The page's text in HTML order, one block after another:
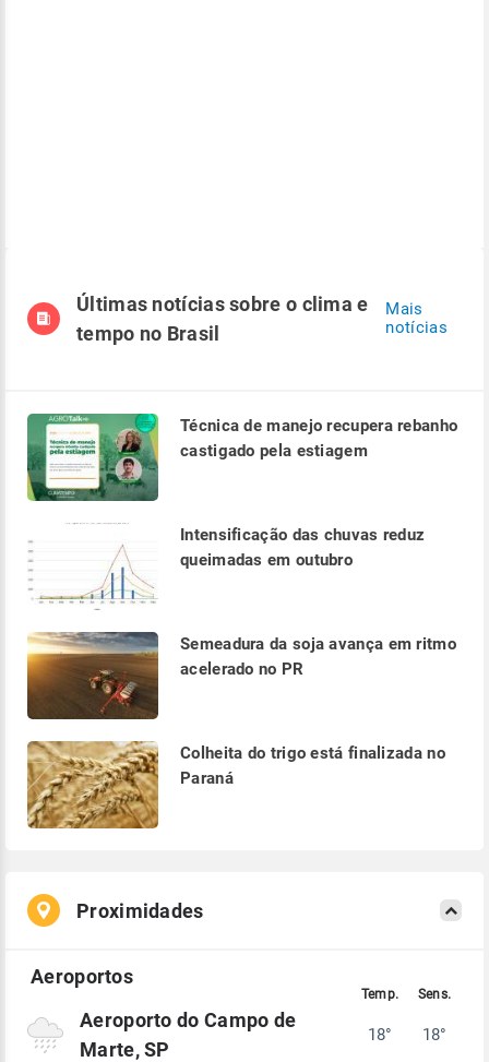
Últimas notícias sobre o clima e
tempo no Brasil
Mais
notícias
Técnica de manejo recupera rebanho
castigado pela estiagem
Intensificação das chuvas reduz
queimadas em outubro
Semeadura da soja avança em ritmo
acelerado no PR
Colheita do trigo está finalizada no
Paraná
Proximidades
Aeroporto do Campo de
Marte, SP
18° 18°